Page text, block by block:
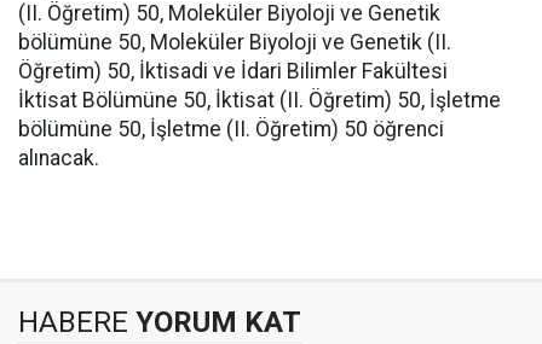
(II. Öğretim) 50, Moleküler Biyoloji ve Genetik
bölümüne 50, Moleküler Biyoloji ve Genetik (II.
Öğretim) 50, İktisadi ve İdari Bilimler Fakültesi
İktisat Bölümüne 50, İktisat (II. Öğretim) 50, İşletme
bölümüne 50, İşletme (II. Öğretim) 50 öğrenci
alınacak.
HABERE YORUM KAT